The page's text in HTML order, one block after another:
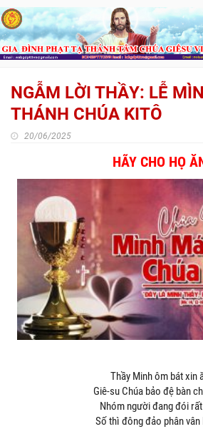
NGẪM LỜI THẦY: LỄ
THÁNH CHÚA KITÔ
20/06/2025
HÃY CHO HỌ
Thầy Minh ôm bát xin
Giê-su Chúa bảo đệ bàn
Nhóm người đang đói
Số thì đông đảo phân vân